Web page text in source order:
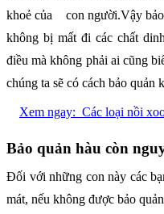
khoẻ của con người.Vậy bảo
không bị mất đi các chất
điều mà không phải ai cũng
chúng ta sẽ có cách bảo quản
Xem ngay: Các loại nồi
Bảo quản hàu còn
Đối với những con này các
mát, nếu không được bảo